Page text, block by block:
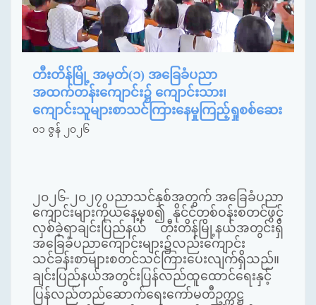
တီးတိန်မြို့ အမှတ်(၁) အခြေခံပညာ
အထက်တန်းကျောင်း၌ ကျောင်းသား၊
ကျောင်းသူများစာသင်ကြားနေမှုကြည့်ရှုစစ်ဆေး
၀၁ ဇွန် ၂၀၂၆
၂၀၂၆-၂၀၂၇ ပညာသင်နှစ်အတွက် အခြေခံပညာ
ကျောင်းများကိုယနေ့မှစ၍ နိုင်ငံတစ်ဝန်းစတင်ဖွင့်
လှစ်ခဲ့ရာချင်းပြည်နယ် တီးတိန်မြို့နယ်အတွင်းရှိ
အခြေခံပညာကျောင်းများ၌လည်းကျောင်း
သင်ခန်းစာများစတင်သင်ကြားပေးလျက်ရှိသည်။
ချင်းပြည်နယ်အတွင်းပြန်လည်ထူထောင်ရေးနှင့်
ပြန်လည်တည်ဆောက်ရေးကော်မတီဥက္ကဋ္ဌ